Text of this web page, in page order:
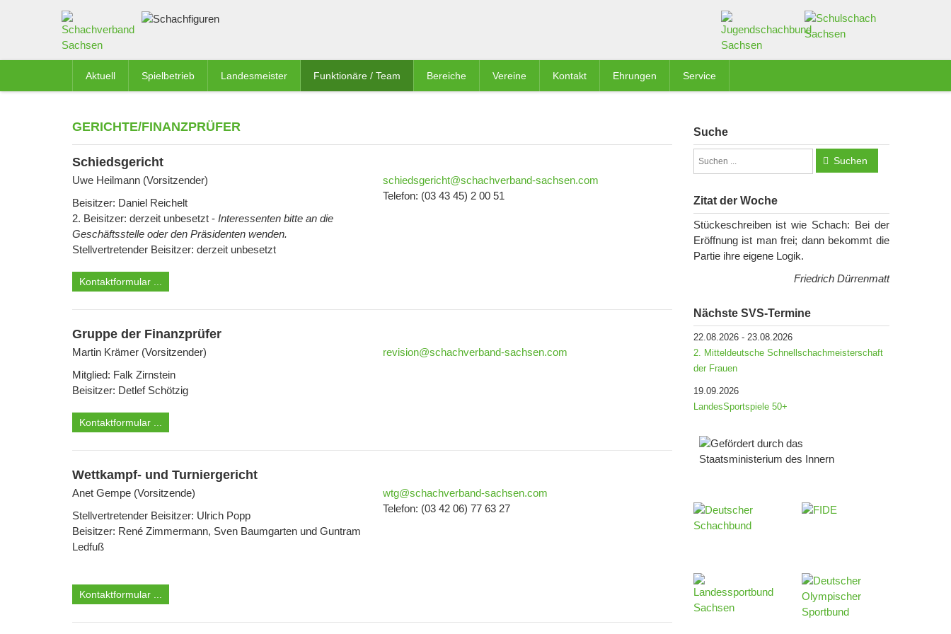
Aktuell Spielbetrieb Landesmeister Funktionäre / Team Bereiche Vereine Kontakt Ehrungen Service
GERICHTE/FINANZPRÜFER
Schiedsgericht
Uwe Heilmann (Vorsitzender)
Beisitzer: Daniel Reichelt
2. Beisitzer: derzeit unbesetzt - Interessenten bitte an die
Geschäftsstelle oder den Präsidenten wenden.
Stellvertretender Beisitzer: derzeit unbesetzt
Kontaktformular ...
schiedsgericht@schachverband-sachsen.com
Telefon: (03 43 45) 2 00 51
Gruppe der Finanzprüfer
Martin Krämer (Vorsitzender)
Mitglied: Falk Zirnstein
Beisitzer: Detlef Schötzig
Kontaktformular ...
revision@schachverband-sachsen.com
Wettkampf- und Turniergericht
Anet Gempe (Vorsitzende)
Stellvertretender Beisitzer: Ulrich Popp
Beisitzer: René Zimmermann, Sven Baumgarten und Guntram
Ledfuß
Kontaktformular ...
wtg@schachverband-sachsen.com
Telefon: (03 42 06) 77 63 27
Suche
Suchen
Zitat der Woche
Stückeschreiben ist wie Schach: Bei der
Eröffnung ist man frei; dann bekommt die
Partie ihre eigene Logik.
Friedrich Dürrenmatt
Nächste SVS-Termine
22.08.2026- 23.08.2026
2. Mitteldeutsche Schnellschachmeisterschaft
der Frauen
19.09.2026
LandesSportspiele 50+